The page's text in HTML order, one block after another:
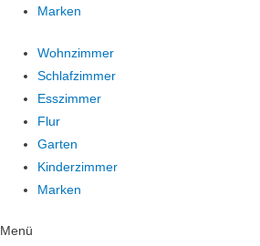
Marken
Wohnzimmer
Schlafzimmer
Esszimmer
Flur
Garten
Kinderzimmer
Marken
Menü